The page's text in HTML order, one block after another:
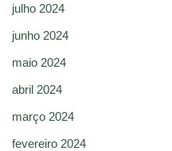
julho 2024
junho 2024
maio 2024
abril 2024
março 2024
fevereiro 2024